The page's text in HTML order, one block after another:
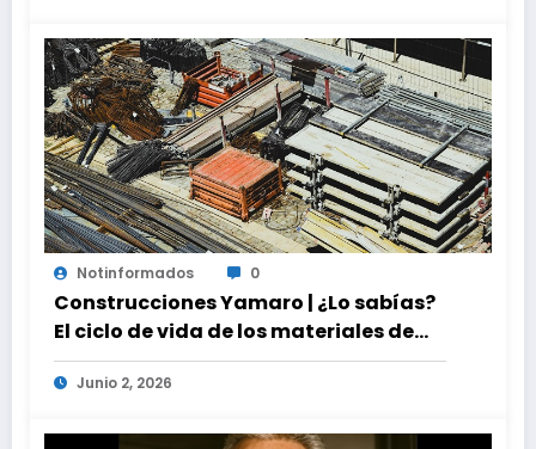
Notinformados 0
Construcciones Yamaro | ¿Lo sabías?
El ciclo de vida de los materiales de
construcción revoluciona eficiencia
en proyectos modernos
Junio 2, 2026